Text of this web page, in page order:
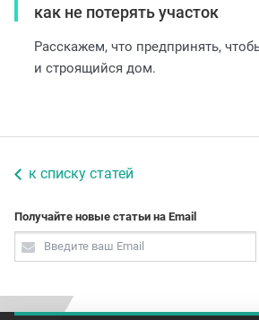
как не потерять участок
Расскажем, что предпринять,
и строящийся дом.
к списку статей
Получайте новые статьи на Email